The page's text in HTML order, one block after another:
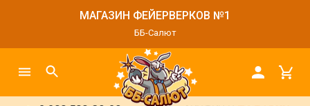
МАГАЗИН ФЕЙЕРВЕРКОВ №1
ББ-Салют